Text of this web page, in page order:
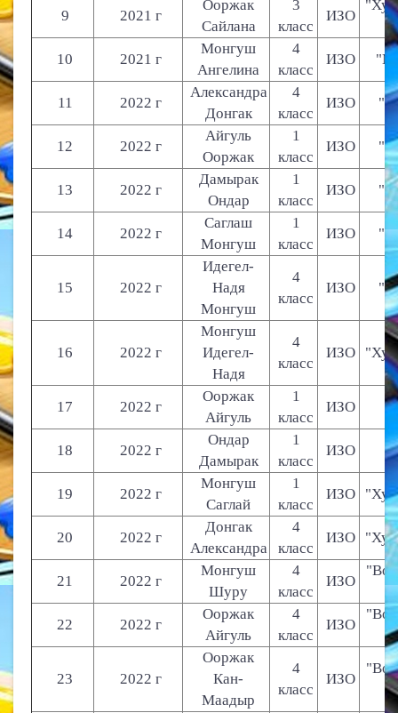
9 2021 г
Ооржак
Сайлана
3
класс
ИЗО
10 2021 г
Монгуш
Ангелина
4
класс
ИЗО
11 2022 г
Александра
Донгак
4
класс
ИЗО
12 2022 г
Айгуль
Ооржак
1
класс
ИЗО
13 2022 г
Дамырак
Ондар
1
класс
ИЗО
14 2022 г
Саглаш
Монгуш
1
класс
ИЗО
15 2022 г
Идегел-
Надя
Монгуш
4
класс
ИЗО
16 2022 г
Монгуш
Идегел-
Надя
4
класс
ИЗО
17 2022 г
Ооржак
Айгуль
1
класс
ИЗО
18 2022 г
Ондар
Дамырак
1
класс
ИЗО
19 2022 г
Монгуш
Саглай
1
класс
ИЗО
20 2022 г
Донгак
Александра
4
класс
ИЗО
21 2022 г
Монгуш
Шуру
4
класс
ИЗО
22
2022 г
Ооржак
Айгуль
4
класс
ИЗО
23 2022 г
Ооржак
Кан-
Маадыр
4
класс
ИЗО